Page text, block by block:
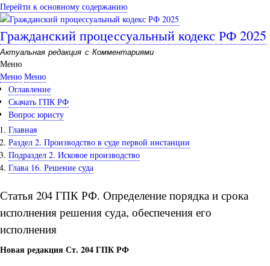
Перейти к основному содержанию
Гражданский процессуальный кодекс РФ 2025
Актуальная редакция с Комментариями
Меню
Меню Меню
Оглавление
Скачать ГПК РФ
Вопрос юристу
Главная
Раздел 2. Производство в суде первой инстанции
Подраздел 2. Исковое производство
Глава 16. Решение суда
Статья 204 ГПК РФ. Определение порядка и срока
исполнения решения суда, обеспечения его
исполнения
Новая редакция Ст. 204 ГПК РФ